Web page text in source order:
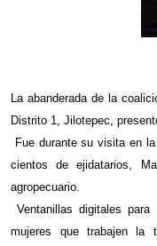
La abanderada de la
Distrito 1, Jilotepec,
Fue durante su visita en
cientos de ejidatarios,
agropecuario.
Ventanillas digitales
mujeres que trabajen la